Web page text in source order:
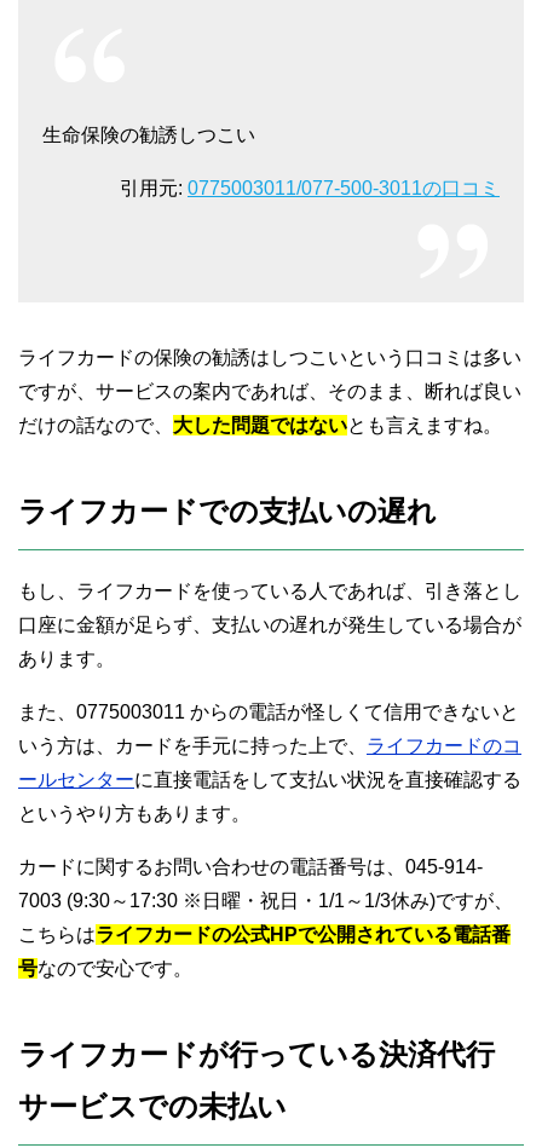
生命保険の勧誘しつこい
引用元: 0775003011/077-500-3011の口コミ
ライフカードの保険の勧誘はしつこいという口コミは多い
ですが、サービスの案内であれば、そのまま、断れば良い
だけの話なので、 大した問題ではないとも言えますね。
ライフカードでの支払いの遅れ
もし、ライフカードを使っている人であれば、引き落とし
口座に金額が足らず、支払いの遅れが発生している場合が
あります。
また、0775003011 からの電話が怪しくて信用できないと
いう方は、カードを手元に持った上で、 ライフカードのコ
ールセンターに直接電話をして支払い状況を直接確認する
というやり方もあります。
カードに関するお問い合わせの電話番号は、045-914-
7003 (9:30～17:30 ※日曜・祝日・1/1～1/3休み)ですが、
こちらはライフカードの公式HPで公開されている電話番
号なので安心です。
ライフカードが行っている決済代行
サービスでの未払い